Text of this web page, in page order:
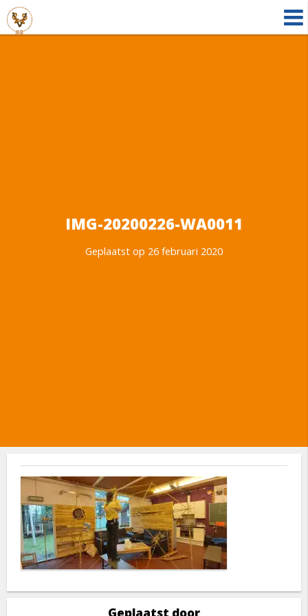
IMG-20200226-WA0011
Geplaatst op 26 februari 2020